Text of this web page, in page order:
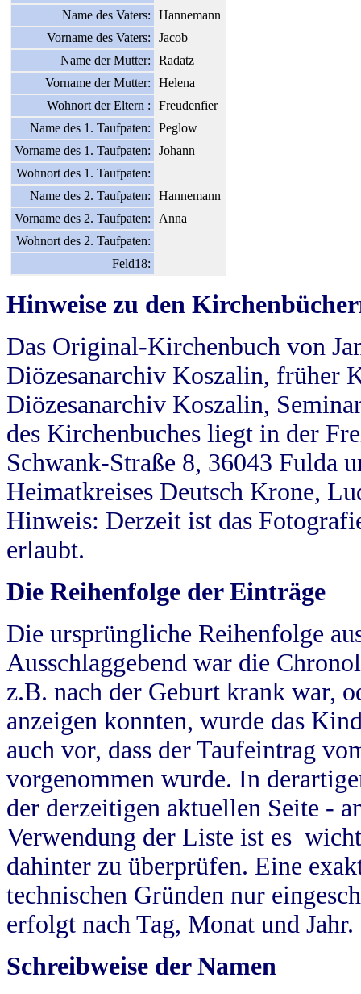
Name des Vaters:
Hannemann
Vorname des Vaters:
Jacob
Name der Mutter:
Radatz
Vorname der Mutter:
Helena
Wohnort der Eltern :
Freudenfier
Name des 1. Taufpaten:
Peglow
Vorname des 1. Taufpaten:
Johann
Wohnort des 1. Taufpaten:
Name des 2. Taufpaten:
Hannemann
Vorname des 2. Taufpaten:
Anna
Wohnort des 2. Taufpaten:
Feld18:
Hinweise zu den
Das Original-Kirchenbuch von
Diözesanarchiv Koszalin, früher
Diözesanarchiv Koszalin,
des Kirchenbuches liegt in der
Schwank-Straße 8, 36043 Fulda
Heimatkreises Deutsch Krone,
Hinweis: Derzeit ist das
erlaubt.
Die Reihenfolge der Einträge
Die ursprüngliche Reihenfolge
Ausschlaggebend war die
z.B. nach der Geburt krank war,
anzeigen konnten, wurde das
auch vor, dass der Taufeintrag
vorgenommen wurde. In
der derzeitigen aktuellen Seite -
Verwendung der Liste ist es
dahinter zu überprüfen. Eine
technischen Gründen nur
erfolgt nach Tag, Monat und Jahr.
Schreibweise der Namen